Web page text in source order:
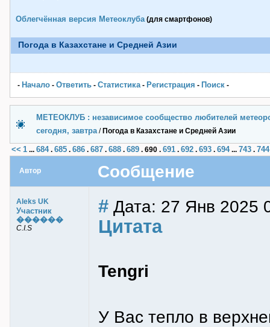
Облегчённая версия Метеоклуба(для смартфонов)
Погода в Казахстане и Средней Азии
- Начало - Ответить - Статистика- Pегистрация - Поиск -
МЕТЕОКЛУБ : независимое сообщество любителей
сегодня, завтра/ Погода в Казахстане и Средней Азии
<< 1 ... 684. 685 . 686 . 687 . 688 . 689 . 690 . 691 . 692 . 693 . 694... 743 . 744
Автор Сообщение
Aleks UK
Участник
������
C.I.S
# Дата: 27 Янв 2025
Цитата
Tengri
У Вас тепло в